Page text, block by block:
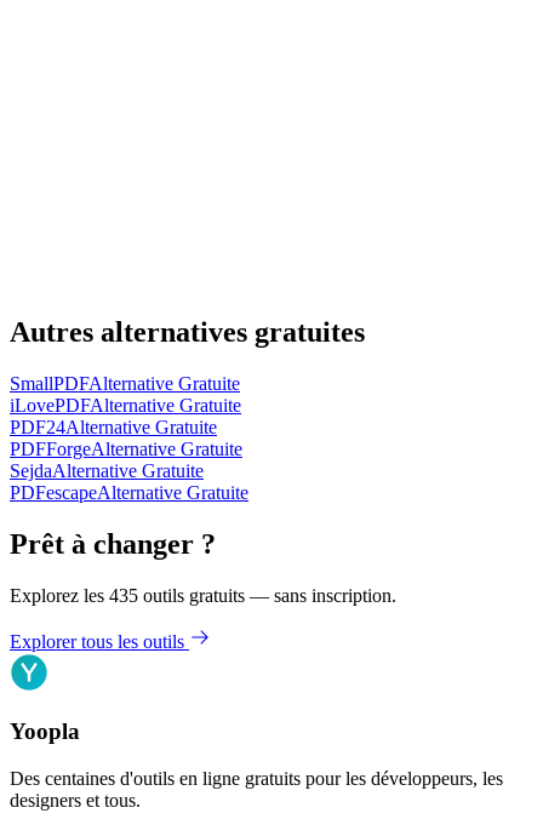
Autres alternatives gratuites
SmallPDFAlternative Gratuite
iLovePDFAlternative Gratuite
PDF24Alternative Gratuite
PDFForgeAlternative Gratuite
SejdaAlternative Gratuite
PDFescapeAlternative Gratuite
Prêt à changer ?
Explorez les 435 outils gratuits — sans inscription.
Explorer tous les outils
Yoopla
Des centaines d'outils en ligne gratuits pour les développeurs, les
designers et tous.